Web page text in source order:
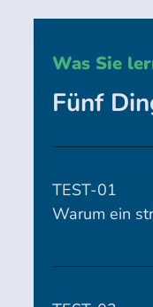
Was Sie
Fünf
TEST-01
Warum ein